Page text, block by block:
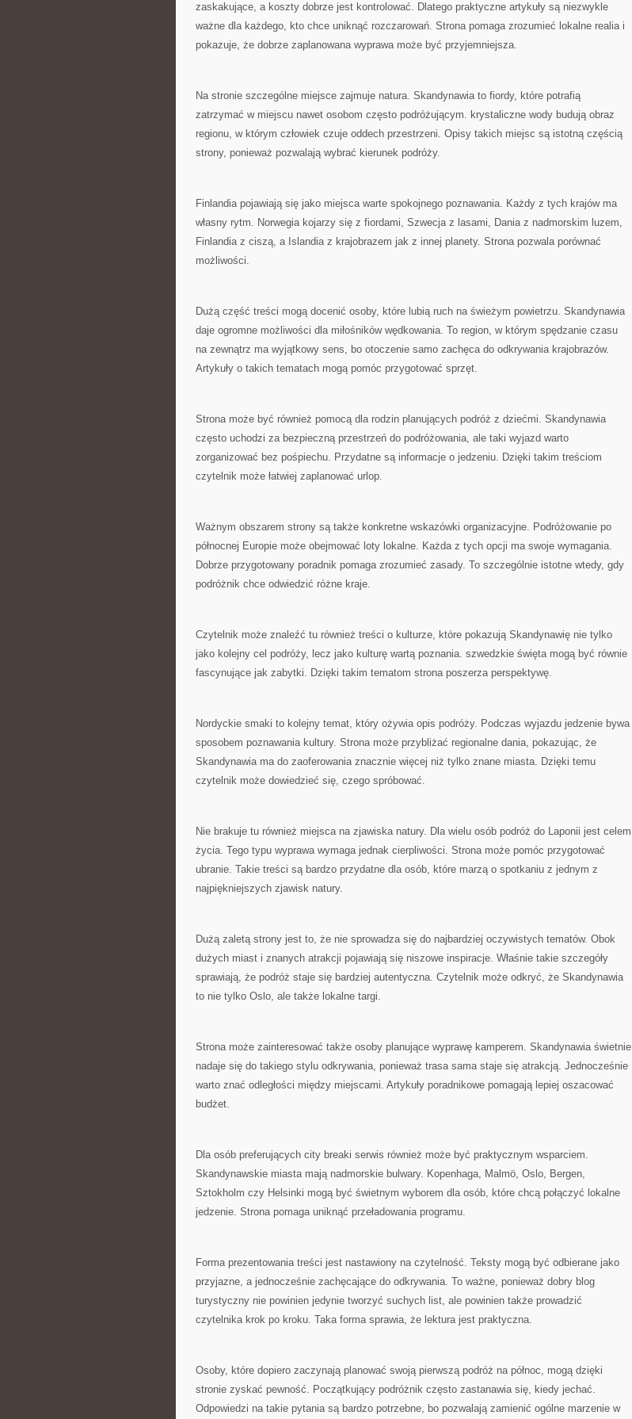
zaskakujące, a koszty dobrze jest kontrolować. Dlatego praktyczne artykuły są niezwykle
ważne dla każdego, kto chce uniknąć rozczarowań. Strona pomaga zrozumieć lokalne realia i
pokazuje, że dobrze zaplanowana wyprawa może być przyjemniejsza.
Na stronie szczególne miejsce zajmuje natura. Skandynawia to fiordy, które potrafią
zatrzymać w miejscu nawet osobom często podróżującym. krystaliczne wody budują obraz
regionu, w którym człowiek czuje oddech przestrzeni. Opisy takich miejsc są istotną częścią
strony, ponieważ pozwalają wybrać kierunek podróży.
Finlandia pojawiają się jako miejsca warte spokojnego poznawania. Każdy z tych krajów ma
własny rytm. Norwegia kojarzy się z fiordami, Szwecja z lasami, Dania z nadmorskim luzem,
Finlandia z ciszą, a Islandia z krajobrazem jak z innej planety. Strona pozwala porównać
możliwości.
Dużą część treści mogą docenić osoby, które lubią ruch na świeżym powietrzu. Skandynawia
daje ogromne możliwości dla miłośników wędkowania. To region, w którym spędzanie czasu
na zewnątrz ma wyjątkowy sens, bo otoczenie samo zachęca do odkrywania krajobrazów.
Artykuły o takich tematach mogą pomóc przygotować sprzęt.
Strona może być również pomocą dla rodzin planujących podróż z dziećmi. Skandynawia
często uchodzi za bezpieczną przestrzeń do podróżowania, ale taki wyjazd warto
zorganizować bez pośpiechu. Przydatne są informacje o jedzeniu. Dzięki takim treściom
czytelnik może łatwiej zaplanować urlop.
Ważnym obszarem strony są także konkretne wskazówki organizacyjne. Podróżowanie po
północnej Europie może obejmować loty lokalne. Każda z tych opcji ma swoje wymagania.
Dobrze przygotowany poradnik pomaga zrozumieć zasady. To szczególnie istotne wtedy, gdy
podróżnik chce odwiedzić różne kraje.
Czytelnik może znaleźć tu również treści o kulturze, które pokazują Skandynawię nie tylko
jako kolejny cel podróży, lecz jako kulturę wartą poznania. szwedzkie święta mogą być równie
fascynujące jak zabytki. Dzięki takim tematom strona poszerza perspektywę.
Nordyckie smaki to kolejny temat, który ożywia opis podróży. Podczas wyjazdu jedzenie bywa
sposobem poznawania kultury. Strona może przybliżać regionalne dania, pokazując, że
Skandynawia ma do zaoferowania znacznie więcej niż tylko znane miasta. Dzięki temu
czytelnik może dowiedzieć się, czego spróbować.
Nie brakuje tu również miejsca na zjawiska natury. Dla wielu osób podróż do Laponii jest celem
życia. Tego typu wyprawa wymaga jednak cierpliwości. Strona może pomóc przygotować
ubranie. Takie treści są bardzo przydatne dla osób, które marzą o spotkaniu z jednym z
najpiękniejszych zjawisk natury.
Dużą zaletą strony jest to, że nie sprowadza się do najbardziej oczywistych tematów. Obok
dużych miast i znanych atrakcji pojawiają się niszowe inspiracje. Właśnie takie szczegóły
sprawiają, że podróż staje się bardziej autentyczna. Czytelnik może odkryć, że Skandynawia
to nie tylko Oslo, ale także lokalne targi.
Strona może zainteresować także osoby planujące wyprawę kamperem. Skandynawia świetnie
nadaje się do takiego stylu odkrywania, ponieważ trasa sama staje się atrakcją. Jednocześnie
warto znać odległości między miejscami. Artykuły poradnikowe pomagają lepiej oszacować
budżet.
Dla osób preferujących city breaki serwis również może być praktycznym wsparciem.
Skandynawskie miasta mają nadmorskie bulwary. Kopenhaga, Malmö, Oslo, Bergen,
Sztokholm czy Helsinki mogą być świetnym wyborem dla osób, które chcą połączyć lokalne
jedzenie. Strona pomaga uniknąć przeładowania programu.
Forma prezentowania treści jest nastawiony na czytelność. Teksty mogą być odbierane jako
przyjazne, a jednocześnie zachęcające do odkrywania. To ważne, ponieważ dobry blog
turystyczny nie powinien jedynie tworzyć suchych list, ale powinien także prowadzić
czytelnika krok po kroku. Taka forma sprawia, że lektura jest praktyczna.
Osoby, które dopiero zaczynają planować swoją pierwszą podróż na północ, mogą dzięki
stronie zyskać pewność. Początkujący podróżnik często zastanawia się, kiedy jechać.
Odpowiedzi na takie pytania są bardzo potrzebne, bo pozwalają zamienić ogólne marzenie w